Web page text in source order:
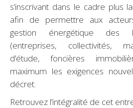
s’inscrivant dans le cadre plus
afin de permettre aux
gestion énergétique des
(entreprises, collectivités,
d’étude, foncières
maximum les exigences
décret.
Retrouvez l’intégralité de cet